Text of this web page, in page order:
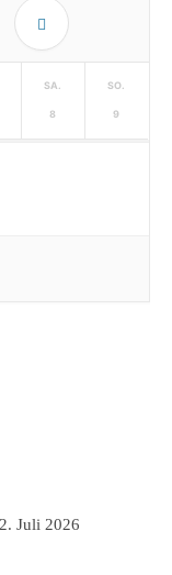
SA.
8
SO.
9
Juli 2026